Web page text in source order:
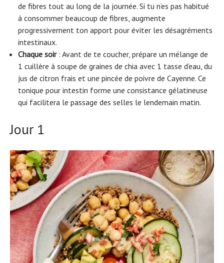
de fibres tout au long de la journée. Si tu n’es pas habitué
à consommer beaucoup de fibres, augmente
progressivement ton apport pour éviter les désagréments
intestinaux.
Chaque soir: Avant de te coucher, prépare un mélange de
1 cuillère à soupe de graines de chia avec 1 tasse d’eau, du
jus de citron frais et une pincée de poivre de Cayenne. Ce
tonique pour intestin forme une consistance gélatineuse
qui facilitera le passage des selles le lendemain matin.
Jour 1